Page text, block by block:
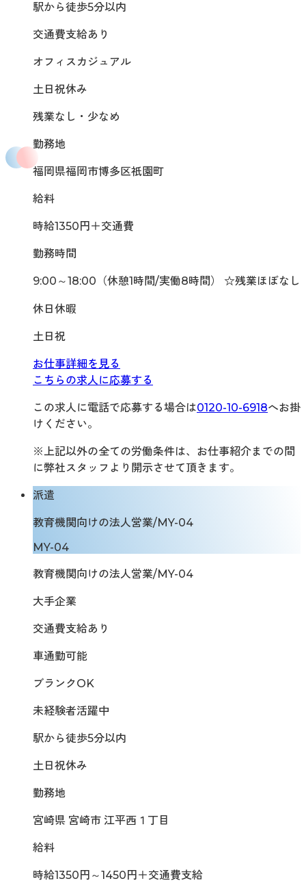
駅から徒歩5分以内
交通費支給あり
オフィスカジュアル
土日祝休み
残業なし・少なめ
勤務地
福岡県福岡市博多区祇園町
給料
時給1350円＋交通費
勤務時間
9:00～18:00（休憩1時間/実働8時間） ☆残業ほぼなし
休日休暇
土日祝
お仕事詳細を見る
こちらの求人に応募する
この求人に電話で応募する場合は0120-10-6918へお掛
けください。
※上記以外の全ての労働条件は、お仕事紹介までの間
に弊社スタッフより開示させて頂きます。
派遣
教育機関向けの法人営業/MY-04
MY-04
教育機関向けの法人営業/MY-04
大手企業
交通費支給あり
車通勤可能
ブランクOK
未経験者活躍中
駅から徒歩5分以内
土日祝休み
勤務地
宮崎県 宮崎市 江平西１丁目
給料
時給1350円～1450円＋交通費支給